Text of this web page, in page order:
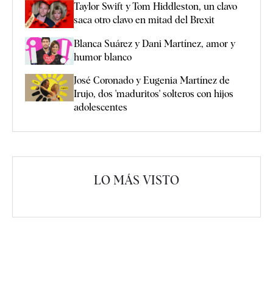
Taylor Swift y Tom Hiddleston, un clavo
saca otro clavo en mitad del Brexit
Blanca Suárez y Dani Martínez, amor y
humor blanco
José Coronado y Eugenia Martínez de
Irujo, dos 'maduritos' solteros con hijos
adolescentes
LO MÁS VISTO